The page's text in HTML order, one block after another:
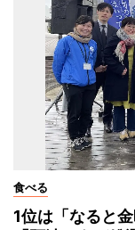
食べる
1位は「なると